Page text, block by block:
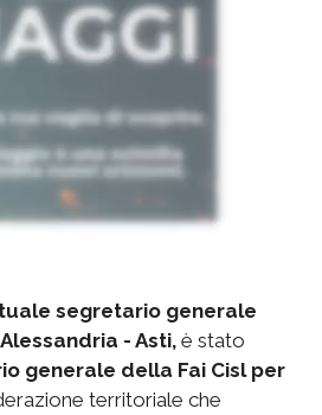
segretario generale
- Asti, è stato
generale della Fai Cisl per
territoriale che